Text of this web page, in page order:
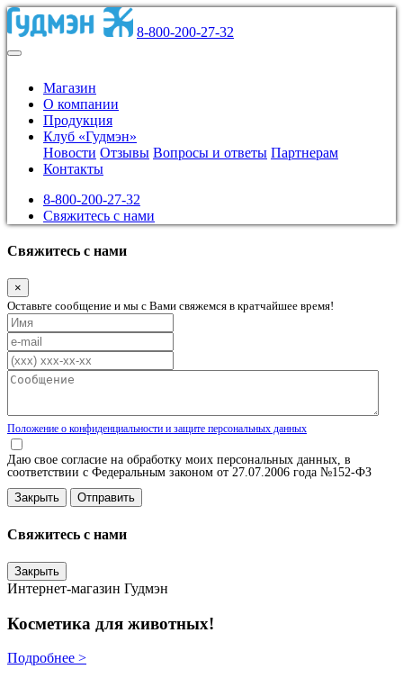
8-800-200-27-32
Магазин
О компании
Продукция
Клуб «Гудмэн»
Новости Отзывы Вопросы и ответы Партнерам
Контакты
8-800-200-27-32
Свяжитесь с нами
Свяжитесь с нами
×
Оставьте сообщение и мы с Вами свяжемся в кратчайшее время!
Положение о конфиденциальности и защите персональных данных
Даю свое согласие на обработку моих персональных данных, в
соответствии с Федеральным законом от 27.07.2006 года №152-ФЗ
Закрыть
Свяжитесь с нами
Закрыть
Интернет-магазин Гудмэн
Косметика для животных!
Подробнее >